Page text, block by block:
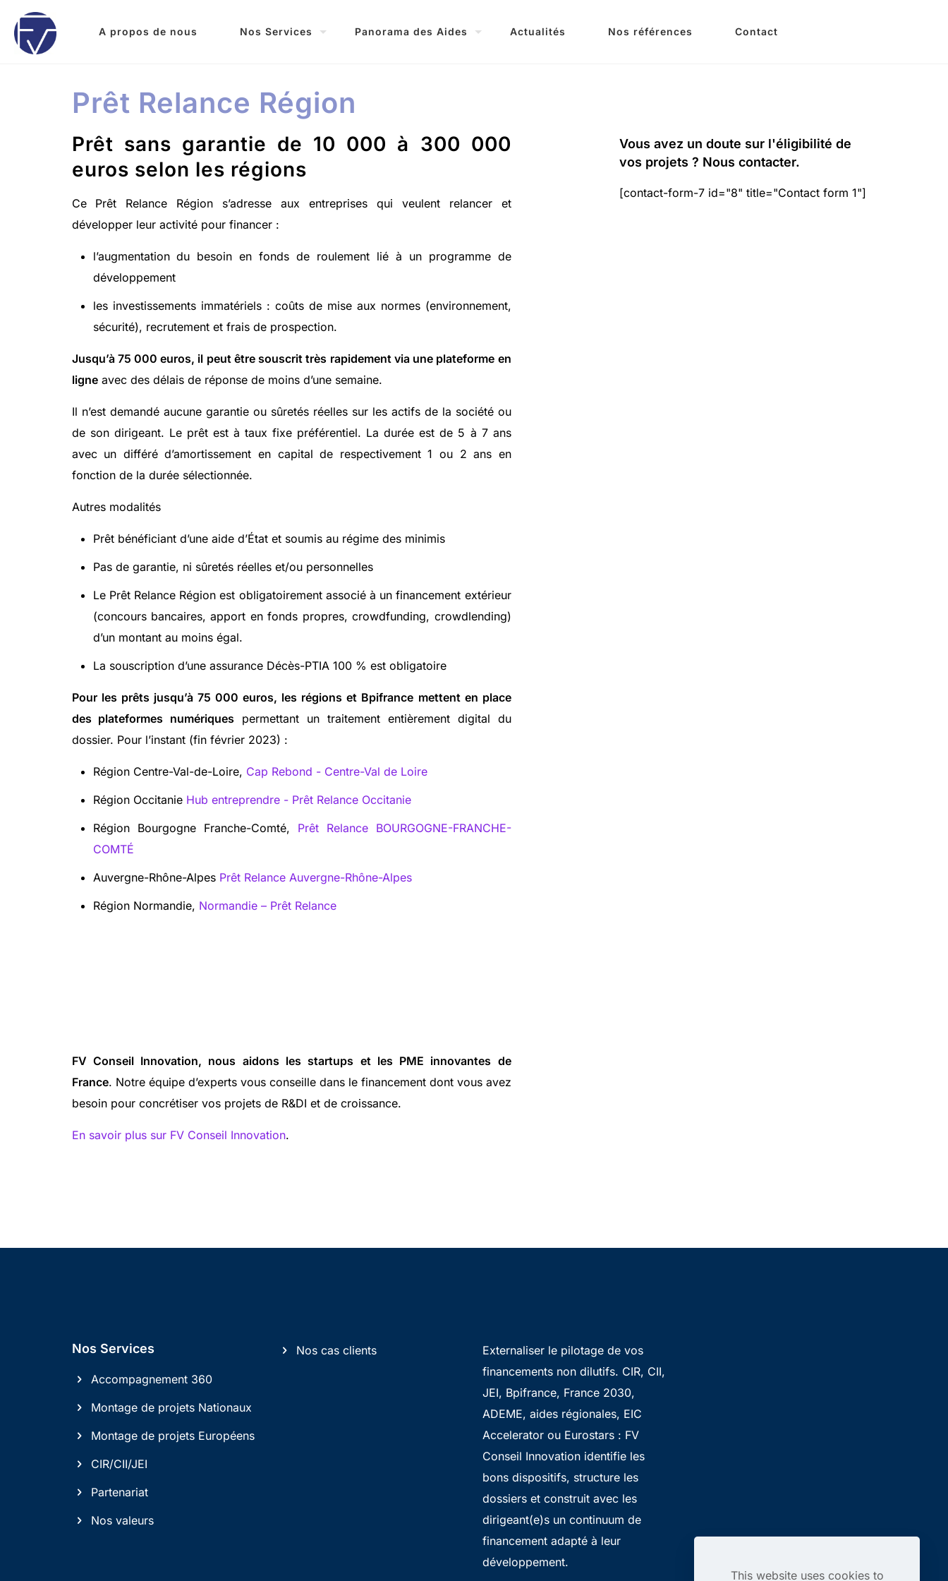
A propos de nous Nos Services Panorama des Aides Actualités Nos références Contact
Prêt Relance Région
Prêt sans garantie de 10 000 à 300 000
euros selon les régions
Ce Prêt Relance Région s’adresse aux entreprises qui veulent relancer et
développer leur activité pour financer :
l’augmentation du besoin en fonds de roulement lié à un programme de
développement
les investissements immatériels : coûts de mise aux normes (environnement,
sécurité), recrutement et frais de prospection.
Jusqu’à 75 000 euros, il peut être souscrit très rapidement via une plateforme en
ligneavec des délais de réponse de moins d’une semaine.
Il n’est demandé aucune garantie ou sûretés réelles sur les actifs de la société ou
de son dirigeant. Le prêt est à taux fixe préférentiel. La durée est de 5 à 7 ans
avec un différé d’amortissement en capital de respectivement 1 ou 2 ans en
fonction de la durée sélectionnée.
Autres modalités
Prêt bénéficiant d’une aide d’État et soumis au régime des minimis
Pas de garantie, ni sûretés réelles et/ou personnelles
Le Prêt Relance Région est obligatoirement associé à un financement extérieur
(concours bancaires, apport en fonds propres, crowdfunding, crowdlending)
d’un montant au moins égal.
La souscription d’une assurance Décès-PTIA 100 % est obligatoire
Pour les prêts jusqu’à 75 000 euros, les régions et Bpifrance mettent en place
des plateformes numériques permettant un traitement entièrement digital du
dossier. Pour l’instant (fin février 2023) :
Région Centre-Val-de-Loire, Cap Rebond - Centre-Val de Loire
Région Occitanie Hub entreprendre - Prêt Relance Occitanie
Région Bourgogne Franche-Comté, Prêt Relance BOURGOGNE-FRANCHE-
COMTÉ
Auvergne-Rhône-Alpes Prêt Relance Auvergne-Rhône-Alpes
Région Normandie, Normandie – Prêt Relance
FV Conseil Innovation, nous aidons les startups et les PME innovantes de
France. Notre équipe d’experts vous conseille dans le financement dont vous avez
besoin pour concrétiser vos projets de R&DI et de croissance.
En savoir plus sur FV Conseil Innovation.
Vous avez un doute sur l'éligibilité de
vos projets ? Nous contacter.
[contact-form-7 id="8" title="Contact form 1"]
Nos Services
Accompagnement 360
Montage de projets Nationaux
Montage de projets Européens
CIR/CII/JEI
Partenariat
Nos valeurs
Nos cas clients
Externaliser le pilotage de vos
financements non dilutifs. CIR, CII,
JEI, Bpifrance, France 2030,
ADEME, aides régionales, EIC
Accelerator ou Eurostars : FV
Conseil Innovation identifie les
bons dispositifs, structure les
dossiers et construit avec les
dirigeant(e)s un continuum de
financement adapté à leur
développement.
This website uses cookies to